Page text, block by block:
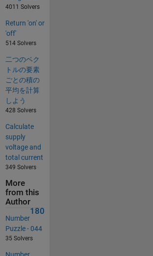
4011 Solvers
Return 'on' or
'off'
514 Solvers
二つのベク
トルの要素
ごとの積の
平均を計算
しよう
428 Solvers
Calculate
supply
voltage and
total current
349 Solvers
More
from this
Author
180
Number
Puzzle - 044
35 Solvers